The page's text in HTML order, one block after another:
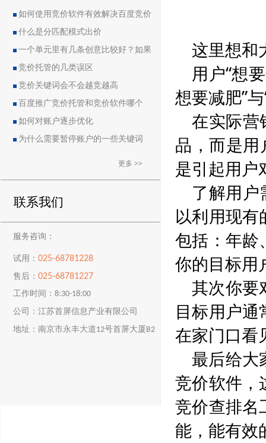
如何使用竞价软件有效解决百度竞价
中的恶点问题
什么是分匹配模式出价
一个单元里有几条创意比较好？如果
删除创意会导致账户流量突然下降吗？
竞价托管的几类误区
竞价关键词会不会越竞越高
百度推广竞价托管和竞价软件哪个
好？
如何对账户逐步优化
为什么需要暂停账户的一些关键词
更多 >>
联系我们
服务咨询：
试用：025-68781228
售后：025-68781227
工作时间：8:30-18:00
公司：江苏首屏信息产业有限公司
地址：南京市永丰大道12号首屏大厦B2
这里想和
用户“想
想要减肥”
在实际营
品，而是用
是引起用户
了解用户
以利用现有
包括：年龄
你的目标用
其次你要
目标用户
在家门口看
最后给
竞价软件，
竞价查排名
能，能有效